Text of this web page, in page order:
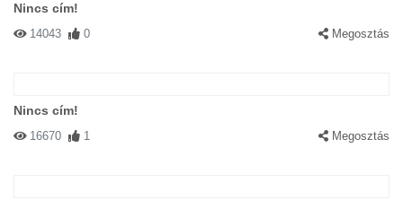
Nincs cím!
14043 0 Megosztás
Nincs cím!
16670 1 Megosztás